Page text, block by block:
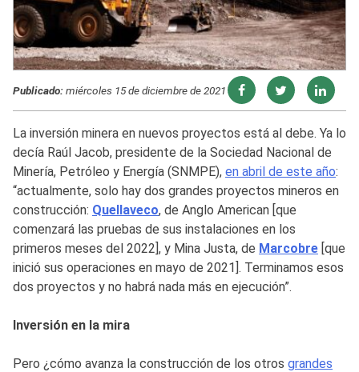
Publicado:miércoles 15 de diciembre de 2021
La inversión minera en nuevos proyectos está al debe. Ya lo
decía Raúl Jacob, presidente de la Sociedad Nacional de
Minería, Petróleo y Energía (SNMPE), en abril de este año:
“actualmente, solo hay dos grandes proyectos mineros en
construcción: Quellaveco, de Anglo American [que
comenzará las pruebas de sus instalaciones en los
primeros meses del 2022], y Mina Justa, de Marcobre [que
inició sus operaciones en mayo de 2021]. Terminamos esos
dos proyectos y no habrá nada más en ejecución”.
Inversión en la mira
Pero ¿cómo avanza la construcción de los otros grandes